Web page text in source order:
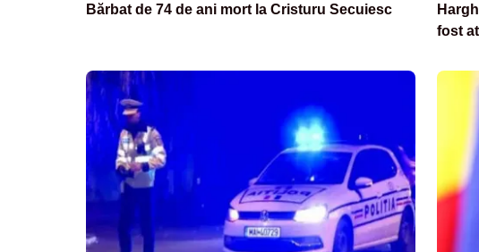
Bărbat de 74 de ani mort la Cristuru Secuiesc
fost